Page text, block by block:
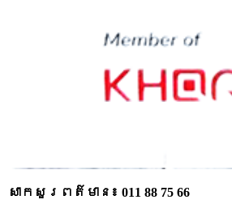
សាកសួរពត៌មាន៖ 011 88 75 66